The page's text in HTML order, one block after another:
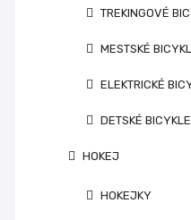
TREKINGOVÉ
MESTSKÉ
ELEKTRICKÉ
DETSKÉ BICYKLE
HOKEJ
HOKEJKY